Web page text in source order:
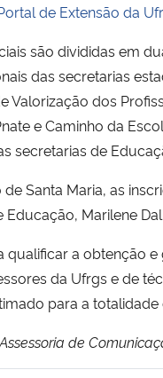
de Extensão da
são divididas em
das secretarias
Valorização dos
e Caminho da
secretarias de
Santa Maria, as
Marilene
qualificar a obtenção
da Ufrgs e de
para a
de